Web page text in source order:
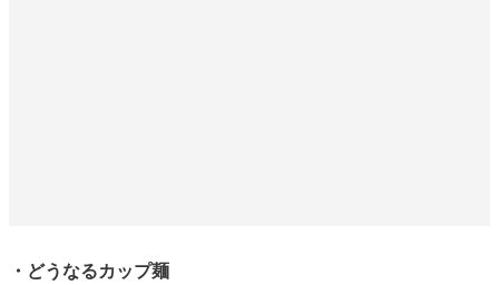
・どうなるカップ麺